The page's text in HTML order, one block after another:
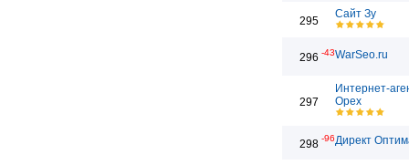
295
Сайт Зу
296 -43WarSeo.ru
297
Интернет-
Орех
298 -96Директ